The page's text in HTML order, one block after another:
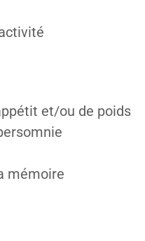
et/ou de poids
mémoire